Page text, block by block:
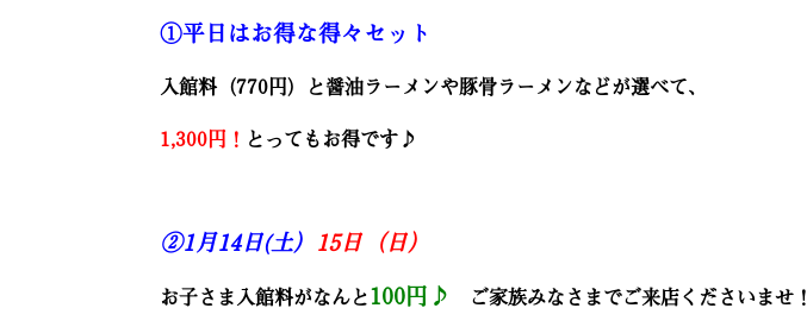
①平日はお得な得々セット
入館料（770円）と醤油ラーメンや豚骨ラーメンなどが選べて、
1,300円！ とってもお得です♪
②1月14日(土） 15日（日）
お子さま入館料がなんと100円♪ ご家族みなさまでご来店くださいませ！